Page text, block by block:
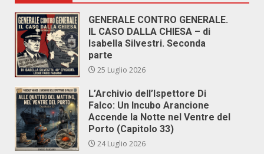
GENERALE CONTRO GENERALE.
IL CASO DALLA CHIESA – di
Isabella Silvestri. Seconda
parte
25 Luglio 2026
L’Archivio dell’Ispettore Di
Falco: Un Incubo Arancione
Accende la Notte nel Ventre del
Porto (Capitolo 33)
24 Luglio 2026